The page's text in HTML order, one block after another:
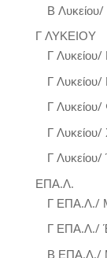
Β
Γ ΛΥΚΕΙΟΥ
Γ Λυκείου/
Γ
Γ
Γ Λυκείου/
Γ
ΕΠΑ.Λ.
Γ ΕΠΑ.Λ./
Γ ΕΠΑ.Λ./
Β ΕΠΑ.Λ./